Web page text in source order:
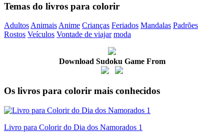
Temas do livros para colorir
AdultosAnimaisAnime Crianças Feriados Mandalas Padrões
Rostos Veículos Vontade de viajar moda
Download Sudoku Game From
Os livros para colorir mais conhecidos
Livro para Colorir do Dia dos Namorados 1